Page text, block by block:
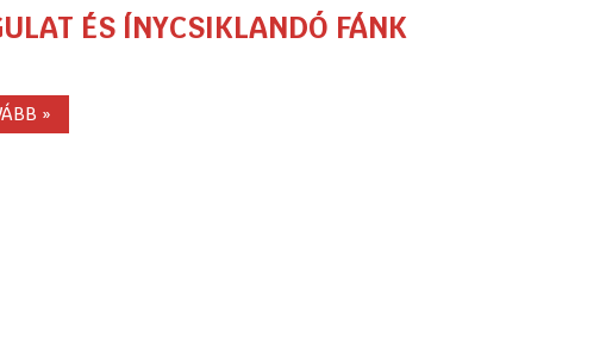
ÉS ÍNYCSIKLANDÓ FÁNK
»